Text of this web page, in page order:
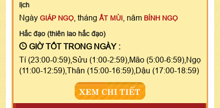
lịch
Ngày GIÁP NGỌ , tháng ẤT MÙI , năm BÍNH NGỌ
Hắc đạo (thiên lao hắc đạo)
GIỜ TỐT TRONG NGÀY :
Tí (23:00-0:59),Sửu (1:00-2:59),Mão (5:00-6:59),Ngọ
(11:00-12:59),Thân (15:00-16:59),Dậu (17:00-18:59)
XEM CHI TIẾT